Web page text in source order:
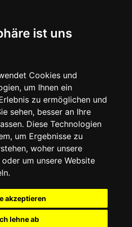
ist uns
Cookies und
um Ihnen ein
zu ermöglichen und
sehen, besser an Ihre
Diese Technologien
um Ergebnisse zu
woher unsere
um unsere Website
akzeptieren
lehne ab